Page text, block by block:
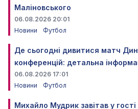
Маліновського
06.08.2026 20:01
Новини
Футбол
Де сьогодні дивитися матч
конференцій: детальна
06.08.2026 17:01
Новини
Футбол
Михайло Мудрик завітав у